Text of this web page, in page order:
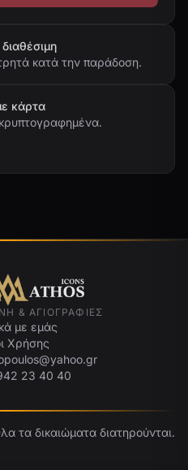
κατά την παράδοση.
κάρτα
& ΑΓΙΟΓΡΑΦΊΕΣ
με εμάς
Χρήσης
23 40 40
τα δικαιώματα διατηρούνται.